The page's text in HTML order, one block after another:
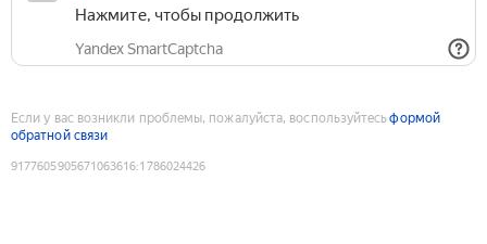
Нажмите, чтобы продолжить
Yandex SmartCaptcha
Если у вас возникли проблемы, пожалуйста, воспользуйтесьформой
обратной связи
9177605905671063616:1786024426